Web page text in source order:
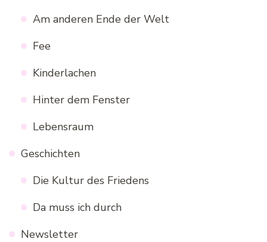
Am anderen Ende der Welt
Fee
Kinderlachen
Hinter dem Fenster
Lebensraum
Geschichten
Die Kultur des Friedens
Da muss ich durch
Newsletter